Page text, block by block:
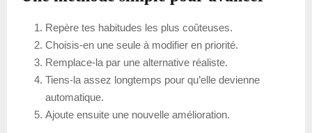
Repère tes habitudes les plus coûteuses.
Choisis-en une seule à modifier en priorité.
Remplace-la par une alternative réaliste.
Tiens-la assez longtemps pour qu’elle devienne
automatique.
Ajoute ensuite une nouvelle amélioration.